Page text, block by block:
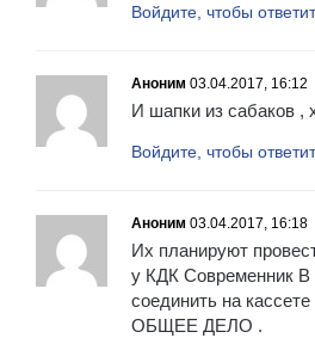
Войдите, чтобы
Аноним 03.04.2017, 16:12
И шапки из сабаков ,
Войдите, чтобы
Аноним 03.04.2017, 16:18
Их планируют
у КДК Современник
соединить на
ОБЩЕЕ ДЕЛО .